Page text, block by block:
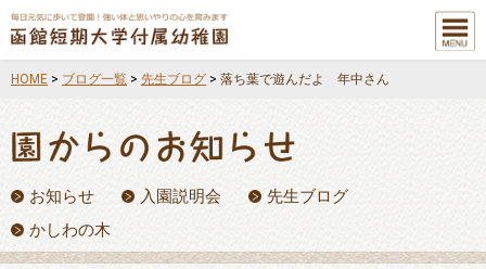
メニュ
HOME > ブログ一覧 > 先生ブログ > 落ち葉で遊んだよ 年中さん
お知らせ 入園説明会
先生ブログ
かしわの木